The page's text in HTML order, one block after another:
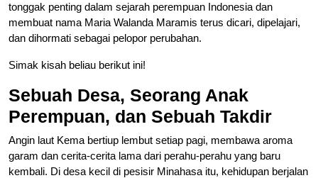
tonggak penting dalam sejarah perempuan Indonesia dan
membuat nama Maria Walanda Maramis terus dicari, dipelajari,
dan dihormati sebagai pelopor perubahan.
Simak kisah beliau berikut ini!
Sebuah Desa, Seorang Anak
Perempuan, dan Sebuah Takdir
Angin laut Kema bertiup lembut setiap pagi, membawa aroma
garam dan cerita-cerita lama dari perahu-perahu yang baru
kembali. Di desa kecil di pesisir Minahasa itu, kehidupan berjalan